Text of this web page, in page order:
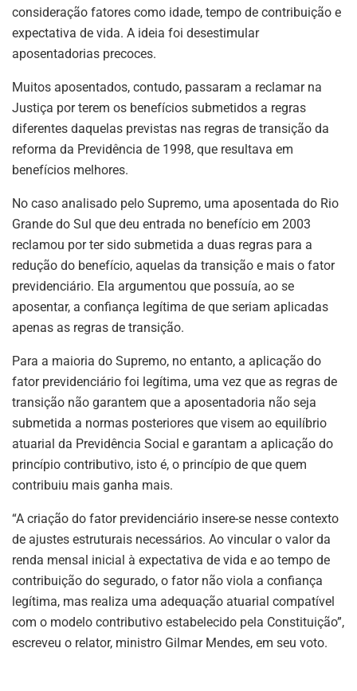
consideração fatores como idade, tempo de contribuição e
expectativa de vida. A ideia foi desestimular
aposentadorias precoces.
Muitos aposentados, contudo, passaram a reclamar na
Justiça por terem os benefícios submetidos a regras
diferentes daquelas previstas nas regras de transição da
reforma da Previdência de 1998, que resultava em
benefícios melhores.
No caso analisado pelo Supremo, uma aposentada do Rio
Grande do Sul que deu entrada no benefício em 2003
reclamou por ter sido submetida a duas regras para a
redução do benefício, aquelas da transição e mais o fator
previdenciário. Ela argumentou que possuía, ao se
aposentar, a confiança legítima de que seriam aplicadas
apenas as regras de transição.
Para a maioria do Supremo, no entanto, a aplicação do
fator previdenciário foi legítima, uma vez que as regras de
transição não garantem que a aposentadoria não seja
submetida a normas posteriores que visem ao equilíbrio
atuarial da Previdência Social e garantam a aplicação do
princípio contributivo, isto é, o princípio de que quem
contribuiu mais ganha mais.
“A criação do fator previdenciário insere-se nesse contexto
de ajustes estruturais necessários. Ao vincular o valor da
renda mensal inicial à expectativa de vida e ao tempo de
contribuição do segurado, o fator não viola a confiança
legítima, mas realiza uma adequação atuarial compatível
com o modelo contributivo estabelecido pela Constituição”,
escreveu o relator, ministro Gilmar Mendes, em seu voto.